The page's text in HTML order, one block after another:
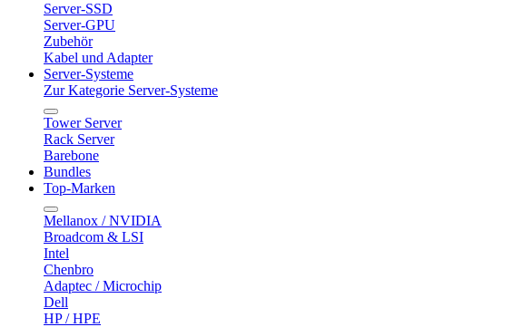
Server-SSD
Server-GPU
Zubehör
Kabel und Adapter
Server-Systeme
Zur Kategorie Server-Systeme
Tower Server
Rack Server
Barebone
Bundles
Top-Marken
Mellanox / NVIDIA
Broadcom & LSI
Intel
Chenbro
Adaptec / Microchip
Dell
HP / HPE